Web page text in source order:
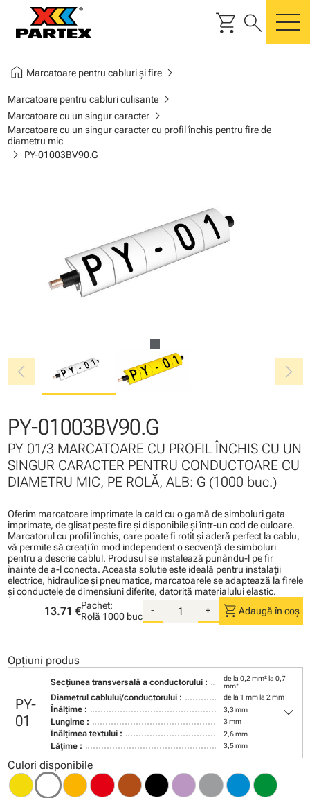
shopping_cart search
home Marcatoare pentru cabluri și firechevron_right
Marcatoare pentru cabluri culisantechevron_right
Marcatoare cu un singur caracterchevron_right
Marcatoare cu un singur caracter cu profil închis pentru fire de
diametru mic
chevron_right PY-01003BV90.G
chevron_left chevron_right
PY-01003BV90.G
PY 01/3 MARCATOARE CU PROFIL ÎNCHIS CU UN
SINGUR CARACTER PENTRU CONDUCTOARE CU
DIAMETRU MIC, PE ROLĂ, ALB: G (1000 buc.)
Oferim marcatoare imprimate la cald cu o gamă de simboluri gata
imprimate, de glisat peste fire şi disponibile şi într-un cod de culoare.
Marcatorul cu profil închis, care poate fi rotit şi aderă perfect la cablu,
vă permite să creaţi în mod independent o secvenţă de simboluri
pentru a descrie cablul. Produsul se instalează punându-l pe fir
înainte de a-l conecta. Aceasta solutie este ideală pentru instalaţii
electrice, hidraulice şi pneumatice, marcatoarele se adaptează la firele
şi conductele de dimensiuni diferite, datorită materialului elastic.
13.71 €Pachet:
Rolă 1000 buc
- + shopping_cart Adaugă în coș
Opțiuni produs
PY-
01
Secţiunea transversală a conductorului :
de la 0,2 mm² la 0,7
mm²
Diametrul cablului/conductorului : de la 1 mm la 2 mm
Înălţime : 3,3 mm
Lungime : 3 mm
Înălţimea textului : 2,6 mm
Lăţime : 3,5 mm
keyboard_arrow_down
Culori disponibile